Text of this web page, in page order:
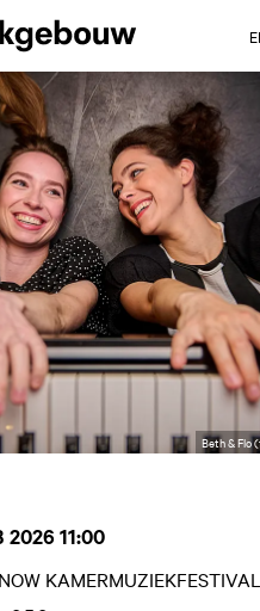
Beth & Flo
KAMERMUZIEKFESTIVAL
2026 11:00